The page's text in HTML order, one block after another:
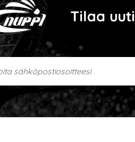
Tilaa
sähköpostiosoitteesi